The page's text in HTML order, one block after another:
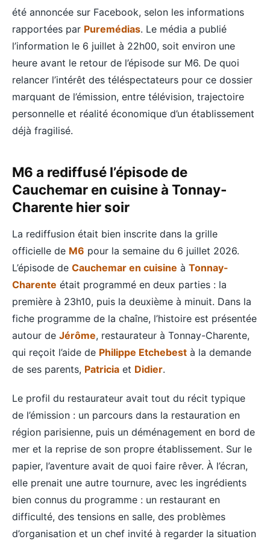
été annoncée sur Facebook, selon les informations
rapportées par Puremédias. Le média a publié
l’information le 6 juillet à 22h00, soit environ une
heure avant le retour de l’épisode sur M6. De quoi
relancer l’intérêt des téléspectateurs pour ce dossier
marquant de l’émission, entre télévision, trajectoire
personnelle et réalité économique d’un établissement
déjà fragilisé.
M6 a rediffusé l’épisode de
Cauchemar en cuisine à Tonnay-
Charente hier soir
La rediffusion était bien inscrite dans la grille
officielle de M6 pour la semaine du 6 juillet 2026.
L’épisode de Cauchemar en cuisine à Tonnay-
Charente était programmé en deux parties : la
première à 23h10, puis la deuxième à minuit. Dans la
fiche programme de la chaîne, l’histoire est présentée
autour de Jérôme, restaurateur à Tonnay-Charente,
qui reçoit l’aide de Philippe Etchebest à la demande
de ses parents, Patricia et Didier.
Le profil du restaurateur avait tout du récit typique
de l’émission : un parcours dans la restauration en
région parisienne, puis un déménagement en bord de
mer et la reprise de son propre établissement. Sur le
papier, l’aventure avait de quoi faire rêver. À l’écran,
elle prenait une autre tournure, avec les ingrédients
bien connus du programme : un restaurant en
difficulté, des tensions en salle, des problèmes
d’organisation et un chef invité à regarder la situation